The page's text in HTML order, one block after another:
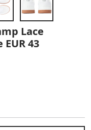
Lace
43